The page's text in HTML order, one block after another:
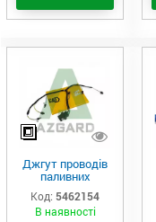
Джгут проводів
паливних
форсунок CAT
C7/C9 (546-2154)
Код: 5462154
В наявності